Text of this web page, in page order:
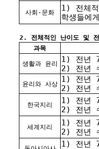
사회·문화
1) 전체
학생들에
2. 전체적인 난이도 및
과목
생활과 윤리
1) 전년
2) 전년
윤리와 사상
1) 전년
2) 전년
한국지리
1) 전년
2) 전년
세계지리
1) 전년
2) 전년
1) 전년